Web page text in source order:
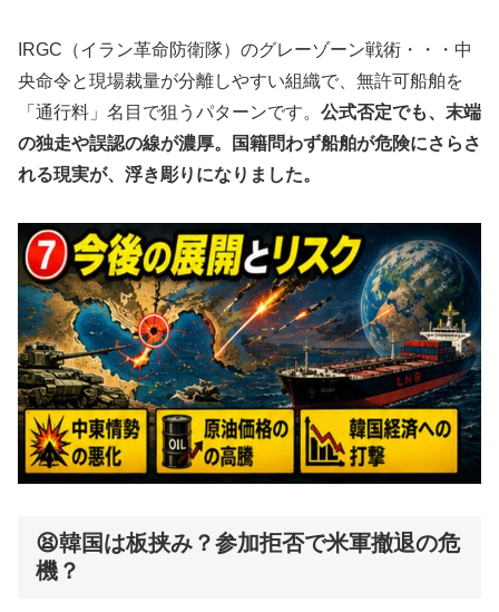
IRGC（イラン革命防衛隊）のグレーゾーン戦術・・・中
央命令と現場裁量が分離しやすい組織で、無許可船舶を
「通行料」名目で狙うパターンです。 公式否定でも、末端
の独走や誤認の線が濃厚。国籍問わず船舶が危険にさらさ
れる現実が、浮き彫りになりました。
😫韓国は板挟み？参加拒否で米軍撤退の危
機？